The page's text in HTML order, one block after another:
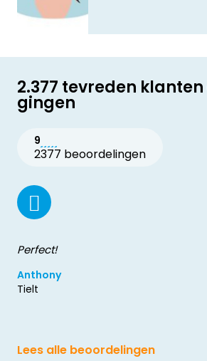
2.377 tevreden
gingen
9
2377 beoordelingen
Perfect!
Anthony
Tielt
Lees alle beoordelingen